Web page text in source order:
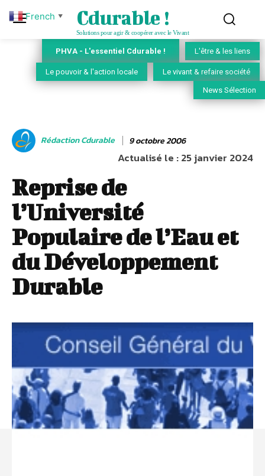
Cdurable !
Solutions pour agir & coopérer avec le Vivant
PHVA - L'essentiel Cdurable ! L'être & les liens
Le pouvoir & l'action locale Le vivant & refaire société
News Sélection
Rédaction Cdurable 9 octobre 2006
Actualisé le :25 janvier 2024
Reprise de
l’Université
Populaire de l’Eau et
du Développement
Durable
French ▼